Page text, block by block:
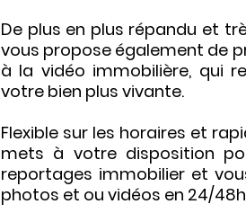
De plus en plus répandu et
vous propose également de
à la vidéo immobilière, qui
votre bien plus vivante.
Flexible sur les horaires et
mets à votre disposition
reportages immobilier et
photos et ou vidéos en 24/